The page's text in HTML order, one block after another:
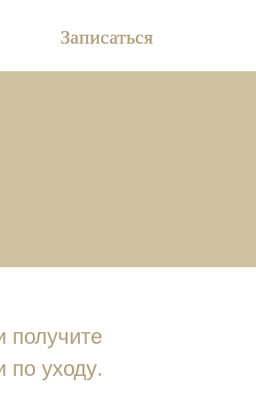
Записаться
получите
по уходу.